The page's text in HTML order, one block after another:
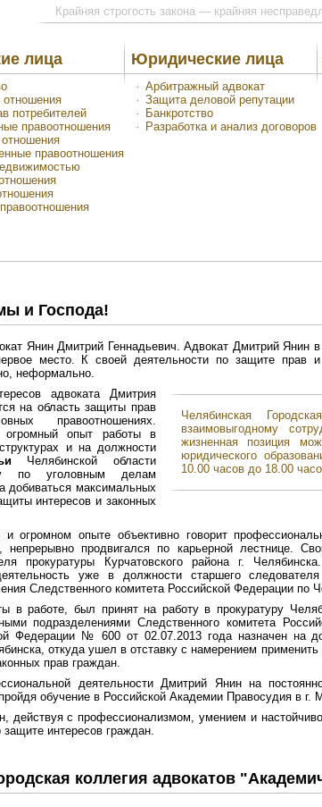
Крайняя строгость закона — крайняя
Юридические лица
Арбитражный адвокат
Защита деловой репутации
Банкротство
Разработка и анализ договоров
лица
потребителей
правоотношения
правоотношения
и Господа!
Янин Дмитрий Геннадьевич. Адвокат Дмитрий Янин
место. К своей деятельности по защите прав
неформально.
Челябинская
взаимовыгодному
жизненная позиция
юридического
10.00 часов до 18.00
адвоката Дмитрия
на область защиты прав
правоотношениях.
опыт работы в
и на должности
Челябинской области
по уголовным делам
добиваться максимальных
интересов и законных
огромном опыте объективно говорит
непрерывно продвигался по карьерной лестнице.
прокуратуры Курчатовского района г.
уже в должности старшего
Следственного комитета Российской Федерации по
в работе, был принят на работу в прокуратуру
подразделениями Следственного комитета
Федерации № 600 от 02.07.2013 года назначен на
откуда ушел в отставку с намерением
прав граждан.
деятельности Дмитрий Янин на
обучение в Российской Академии Правосудия в г.
действуя с профессионализмом, умением и
защите интересов граждан.
коллегия адвокатов